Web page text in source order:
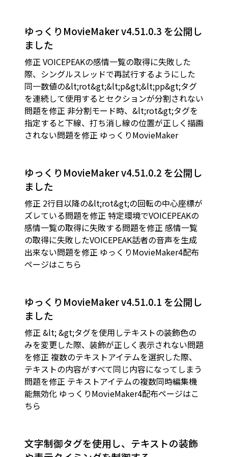
ゆっくりMovieMaker v4.51.0.3 を公開し
ました
修正 VOICEPEAKの感情一覧の取得に失敗した
際、シングルスレッドで再試行するようにした
同一数値の&lt;rot&gt;&lt;p&gt;&lt;pp&gt;タグ
を連続して使用するとセクションが分割されない
問題を修正 非分割モード時、&lt;rot&gt;タグを
指定すると下線、打ち消し線の位置が正しく描画
されない問題を修正 ゆっくりMovieMaker
ゆっくりMovieMaker v4.51.0.2 を公開し
ました
修正 2行目以降の&lt;rot&gt;の回転の中心座標が
ズレている問題を修正 特定環境でVOICEPEAKの
感情一覧の取得に失敗する問題を修正 感情一覧
の取得に失敗したVOICEPEAK話者の音声を生成
出来ない問題を修正 ゆっくりMovieMaker4配布
ページはこちら
ゆっくりMovieMaker v4.51.0.1 を公開し
ました
修正 &lt; &gt;タグを使用しテキストの装飾色の
みを変更した際、装飾が正しく表示されない問題
を修正 複数のテキストアイテムを選択した際、
テキストの内容がすべて同じ内容になってしまう
問題を修正 テキストアイテムの複数同時編集機
能無効化 ゆっくりMovieMaker4配布ページはこ
ちら
文字制御タグを使用し、テキストの装飾